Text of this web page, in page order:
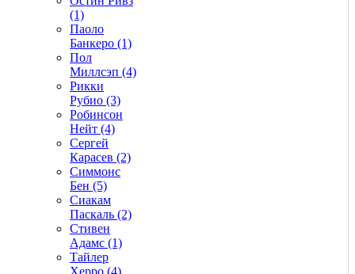
(1)
Паоло
Банкеро (1)
Пол
Миллсэп (4)
Рикки
Рубио (3)
Робинсон
Нейт (4)
Сергей
Карасев (2)
Симмонс
Бен (5)
Сиакам
Паскаль (2)
Стивен
Адамс (1)
Тайлер
Херро (4)